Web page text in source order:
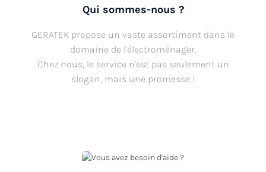
Qui sommes-nous ?
GERATEK propose un vaste assortiment dans le
domaine de l'électroménager.
Chez nous, le service n'est pas seulement un
slogan, mais une promesse !